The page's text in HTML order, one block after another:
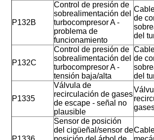
P132B
Control de presión de
sobrealimentación del
turbocompresor A -
problema de
funcionamiento
de
del
P132C
Control de presión de
sobrealimentación del
turbocompresor A -
tensión baja/alta
de
del
P1335
Válvula de
recirculación de gases
de escape - señal no
plausible
Sensor de posición
del cigüeñal/sensor de